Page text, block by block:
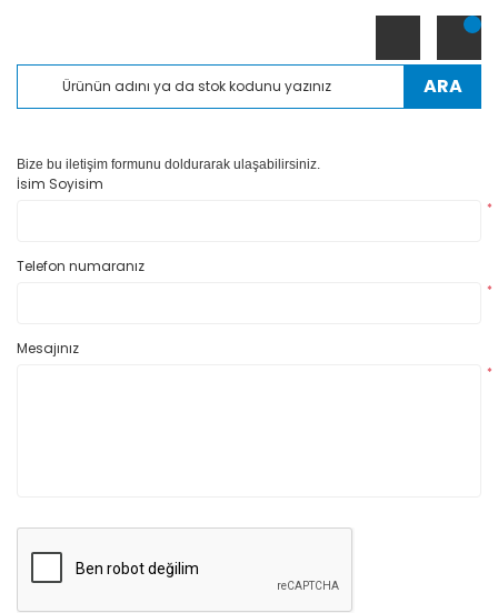
ARA
Bize bu iletişim formunu doldurarak ulaşabilirsiniz.
İsim Soyisim
*
Telefon numaranız
*
Mesajınız
*